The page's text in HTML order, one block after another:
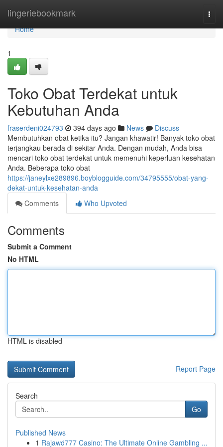
lingeriebookmark
Home
Home
1
Toko Obat Terdekat untuk
Kebutuhan Anda
fraserdeni024793 394 days ago News
Discuss
Membutuhkan obat ketika itu? Jangan khawatir! Banyak toko obat
terjangkau berada di sekitar Anda. Dengan mudah, Anda bisa
mencari toko obat terdekat untuk memenuhi keperluan kesehatan
Anda. Beberapa toko obat
https://janeylxe289896.boyblogguide.com/34795555/obat-yang-
dekat-untuk-kesehatan-anda
Comments
Who Upvoted
Comments
Submit a Comment
No HTML
HTML is disabled
Report Page
Search
Go
Published News
1 Rajawd777 Casino: The Ultimate Online Gambling ...